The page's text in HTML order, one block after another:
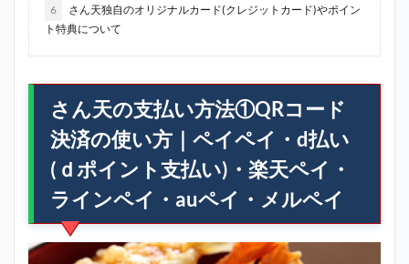
6
さん天独自のオリジナルカード(クレジットカード)やポイン
ト特典について
さん天の支払い方法①QRコード
決済の使い方｜ペイペイ・d払い
(ｄポイント支払い)・楽天ペイ・
ラインペイ・auペイ・メルペイ